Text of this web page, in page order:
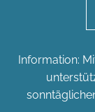
Information: